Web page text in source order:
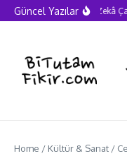
Skip to content
Güncel YazılarYapay Zekâ
Home / Kültür & Sanat /